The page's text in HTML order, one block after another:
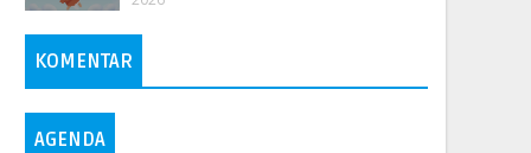
KOMENTAR
AGENDA